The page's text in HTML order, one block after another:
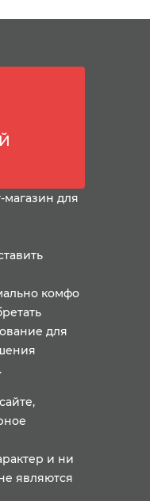
магазин для
комфо
для
и ни
являются